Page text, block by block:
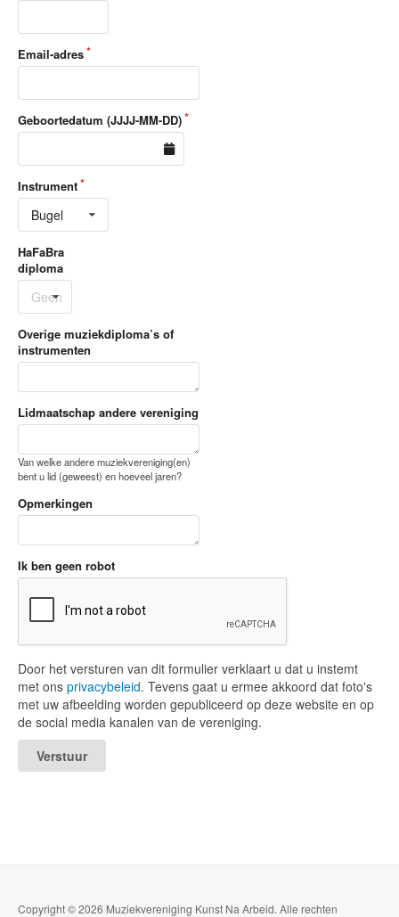
Email-adres
Geboortedatum (JJJJ-MM-DD)
Instrument
Bugel
HaFaBra
diploma
Geen
Overige muziekdiploma’s of
instrumenten
Lidmaatschap andere vereniging
Van welke andere muziekvereniging(en)
bent u lid (geweest) en hoeveel jaren?
Opmerkingen
Ik ben geen robot
Door het versturen van dit formulier verklaart u dat u instemt
met ons privacybeleid. Tevens gaat u ermee akkoord dat foto's
met uw afbeelding worden gepubliceerd op deze website en op
de social media kanalen van de vereniging.
Verstuur
Copyright © 2026 Muziekvereniging Kunst Na Arbeid. Alle rechten